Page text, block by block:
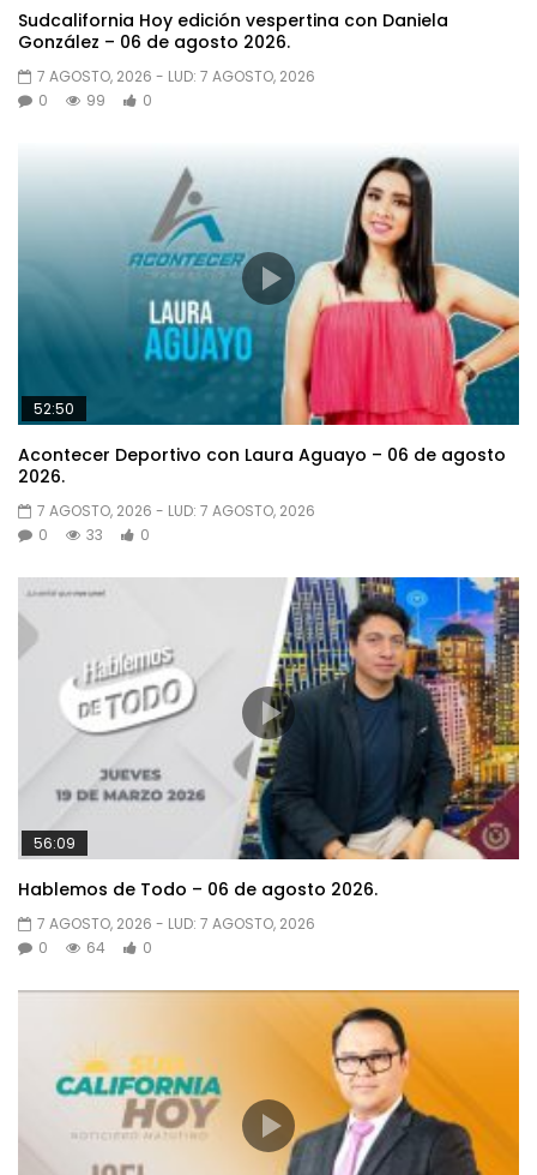
Sudcalifornia Hoy edición vespertina con Daniela
González – 06 de agosto 2026.
7 AGOSTO, 2026 - LUD: 7 AGOSTO, 2026
0
99 0
52:50
Acontecer Deportivo con Laura Aguayo – 06 de agosto
2026.
7 AGOSTO, 2026 - LUD: 7 AGOSTO, 2026
0
33 0
56:09
Hablemos de Todo – 06 de agosto 2026.
7 AGOSTO, 2026 - LUD: 7 AGOSTO, 2026
0
64 0